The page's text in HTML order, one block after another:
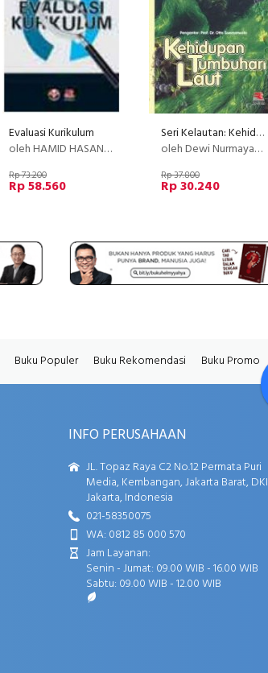
Evaluasi Kurikulum
oleh HAMID HASAN,S. PROF,DR,M.PD.
Rp 73.200
Rp 58.560
Seri Kelautan: Kehidupan Tumbuhan Laut
oleh Dewi Nurmayati / Endang Sugriati / Sofia Mansoor
Rp 37.800
Rp 30.240
Buku Populer Buku Rekomendasi Buku Promo
INFO PERUSAHAAN
JL. Topaz Raya C2 No.12 Permata Puri
Media, Kembangan, Jakarta Barat, DKI
Jakarta, Indonesia
021-58350075
WA: 0812 85 000 570
Jam Layanan:
Senin - Jumat: 09.00 WIB - 16.00 WIB
Sabtu: 09.00 WIB - 12.00 WIB